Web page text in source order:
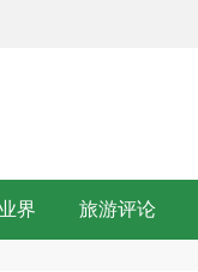
界 旅游评论